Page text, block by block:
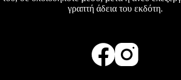
γραπτή άδεια του εκδότη.